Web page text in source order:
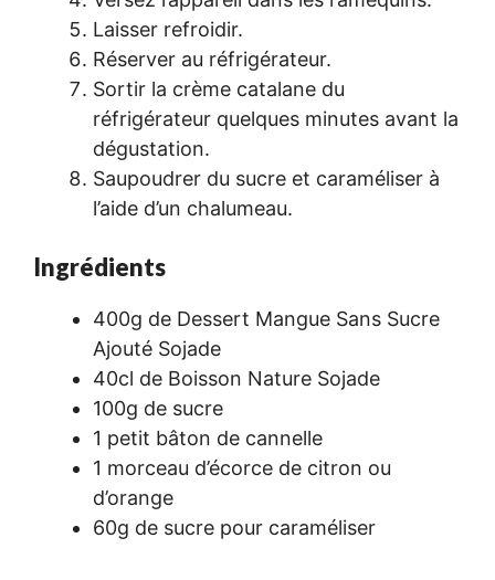
Laisser refroidir.
Réserver au réfrigérateur.
Sortir la crème catalane du
réfrigérateur quelques minutes avant la
dégustation.
Saupoudrer du sucre et caraméliser à
l’aide d’un chalumeau.
Ingrédients
400g de Dessert Mangue Sans Sucre
Ajouté Sojade
40cl de Boisson Nature Sojade
100g de sucre
1 petit bâton de cannelle
1 morceau d’écorce de citron ou
d’orange
60g de sucre pour caraméliser